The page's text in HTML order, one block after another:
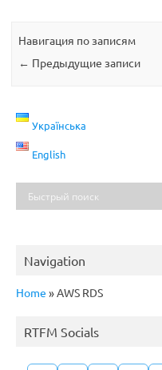
Навигация по записям
← Предыдущие записи
Українська
English
Navigation
Home »AWS RDS
RTFM Socials